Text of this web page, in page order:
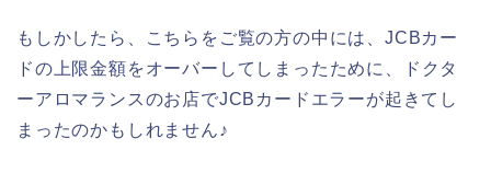
もしかしたら、こちらをご覧の方の中には、JCBカー
ドの上限金額をオーバーしてしまったために、ドクタ
ーアロマランスのお店でJCBカードエラーが起きてし
まったのかもしれません♪